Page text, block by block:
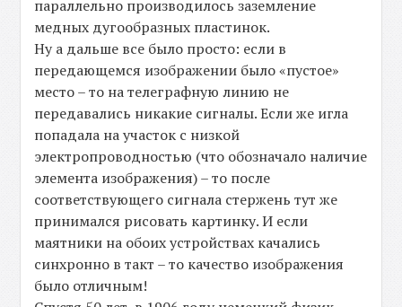
параллельно производилось заземление
медных дугообразных пластинок.
Ну а дальше все было просто: если в
передающемся изображении было «пустое»
место – то на телеграфную линию не
передавались никакие сигналы. Если же игла
попадала на участок с низкой
электропроводностью (что обозначало наличие
элемента изображения) – то после
соответствующего сигнала стержень тут же
принимался рисовать картинку. И если
маятники на обоих устройствах качались
синхронно в такт – то качество изображения
было отличным!